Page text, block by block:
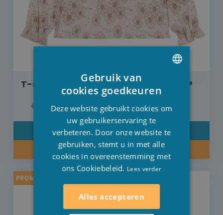
T-shirt Dirkje A-line bloemen OP=OP
€ 15,99 € 12,79
DETAIL
KOOP NU
PROMO -20%
ENGLISH
Gebruik van
cookies goedkeuren
Deze website gebruikt cookies om
uw gebruikerservaring te
verbeteren. Door onze website te
gebruiken, stemt u in met alle
cookies in overeenstemming met
ons Cookiebeleid. Lees verder
Alles accepteren